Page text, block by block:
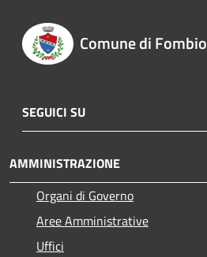
Comune di Fombio
SEGUICI SU
AMMINISTRAZIONE
Organi di Governo
Aree Amministrative
Uffici